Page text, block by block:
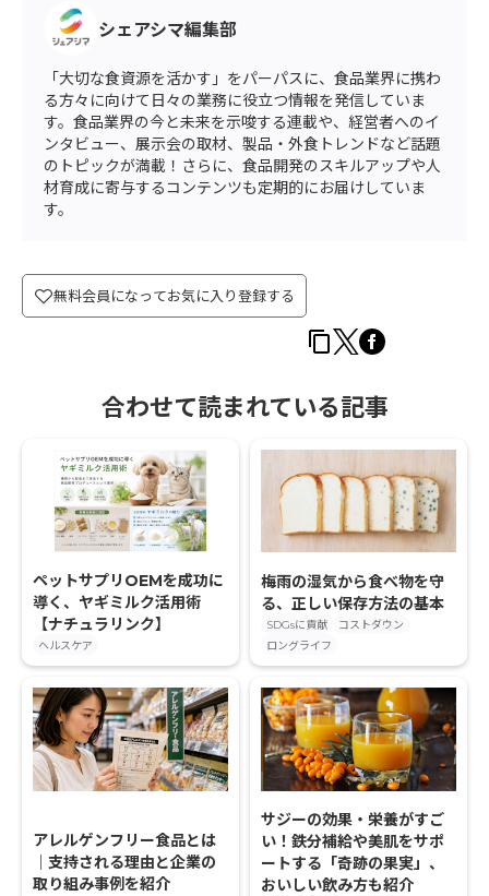
シェアシマ編集部
「大切な食資源を活かす」をパーパスに、食品業界に携わ
る方々に向けて日々の業務に役立つ情報を発信していま
す。食品業界の今と未来を示唆する連載や、経営者へのイ
ンタビュー、展示会の取材、製品・外食トレンドなど話題
のトピックが満載！さらに、食品開発のスキルアップや人
材育成に寄与するコンテンツも定期的にお届けしていま
す。
無料会員になってお気に入り登録する
合わせて読まれている記事
ペットサプリOEMを成功に
導く、ヤギミルク活用術
【ナチュラリンク】
ヘルスケア
梅雨の湿気から食べ物を守
る、正しい保存方法の基本
SDGsに貢献
コストダウン
ロングライフ
アレルゲンフリー食品とは
｜支持される理由と企業の
取り組み事例を紹介
サジーの効果・栄養がすご
い！鉄分補給や美肌をサポ
ートする「奇跡の果実」、
おいしい飲み方も紹介